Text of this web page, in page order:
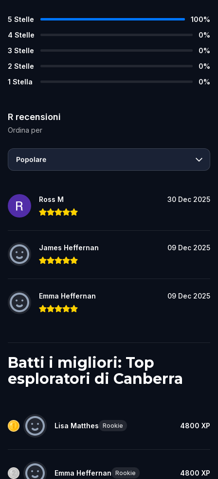
5 Stelle 100%
4 Stelle 0%
3 Stelle 0%
2 Stelle 0%
1 Stella 0%
R recensioni
Ordina per
Popolare
Ross M 30 Dec 2025
James Heffernan 09 Dec 2025
Emma Heffernan 09 Dec 2025
Batti i migliori: Top
esploratori di Canberra
Lisa Matthes Rookie 4800 XP
Emma Heffernan Rookie 4800 XP